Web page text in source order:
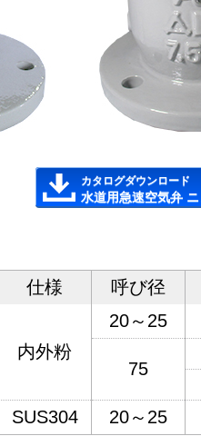
カタログダウンロード
水道用急速空気弁
仕様 呼び径
内外粉
20～25
75
SUS304 20～25